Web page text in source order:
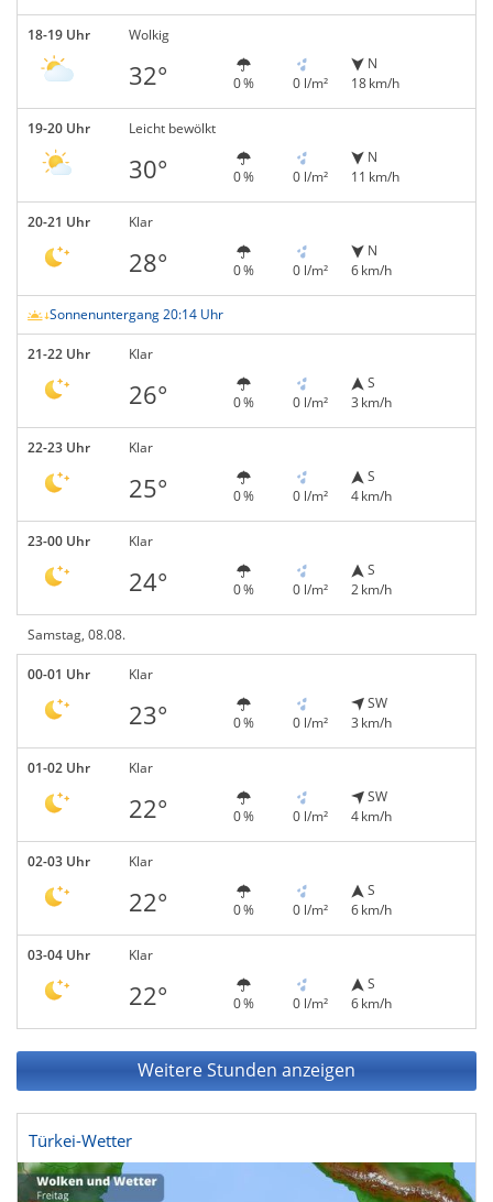
18-19 Uhr Wolkig
32° 0 % 0 l/m²
N
18 km/h
19-20 Uhr Leicht bewölkt
30° 0 % 0 l/m²
N
11 km/h
20-21 Uhr Klar
28° 0 % 0 l/m²
N
6 km/h
Sonnenuntergang 20:14 Uhr
21-22 Uhr Klar
26° 0 % 0 l/m²
S
3 km/h
22-23 Uhr Klar
25° 0 % 0 l/m²
S
4 km/h
23-00 Uhr Klar
24° 0 % 0 l/m²
S
2 km/h
Samstag, 08.08.
00-01 Uhr Klar
23° 0 % 0 l/m²
SW
3 km/h
01-02 Uhr Klar
22° 0 % 0 l/m²
SW
4 km/h
02-03 Uhr Klar
22° 0 % 0 l/m²
S
6 km/h
03-04 Uhr Klar
22° 0 % 0 l/m²
S
6 km/h
Weitere Stunden anzeigen
Türkei-Wetter